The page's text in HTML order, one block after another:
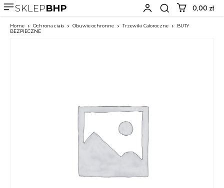
SKLEPBHP 0,00 zł
Home Ochrona ciała Obuwie ochronne Trzewiki Całoroczne
BUTY
BEZPIECZNE